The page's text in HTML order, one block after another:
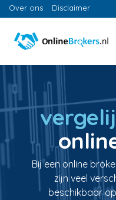
Over ons Disclaimer
Bij een online
zijn veel
beschikbaar